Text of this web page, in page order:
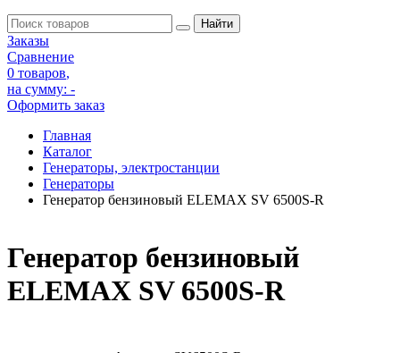
Заказы
Сравнение
0 товаров,
на сумму: -
Оформить заказ
Главная
Каталог
Генераторы, электростанции
Генераторы
Генератор бензиновый ELEMAX SV 6500S-R
Генератор бензиновый
ELEMAX SV 6500S-R